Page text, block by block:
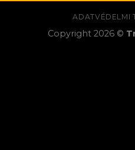
ADATVÉDELMI
Copyright 2026 ©